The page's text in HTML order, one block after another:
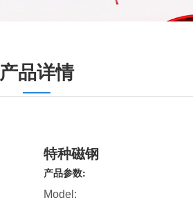
产品详情
特种磁钢
产品参数:
Model: